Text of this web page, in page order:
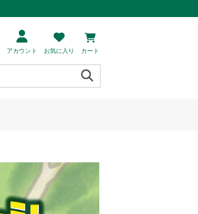
アカウント お気に入り カート